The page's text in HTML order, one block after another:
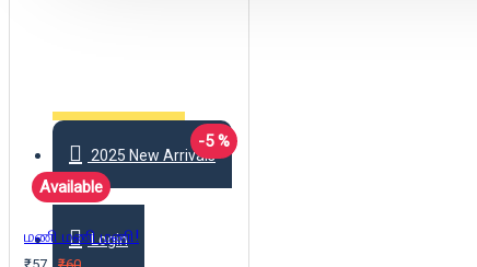
2025 New Arrivals
Login
-5 %
Available
மணி மணி மணி!